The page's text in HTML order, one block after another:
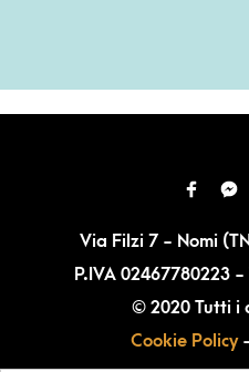
Via Filzi 7 - Nomi
P.IVA 02467780223 -
© 2020 Tutti i
Cookie Policy